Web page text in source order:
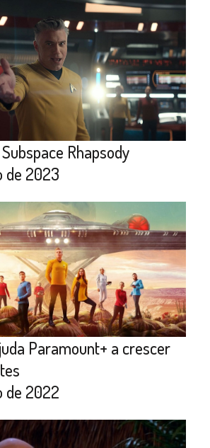
Rhapsody
de 2023
Paramount+ a crescer
de 2022